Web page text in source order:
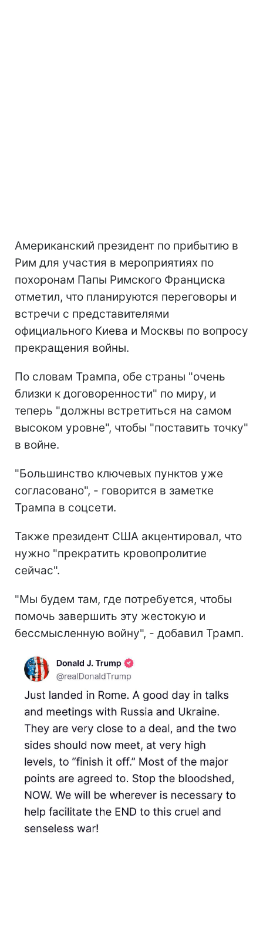
Американский президент по прибытию в
Рим для участия в мероприятиях по
похоронам Папы Римского Франциска
отметил, что планируются переговоры и
встречи с представителями
официального Киева и Москвы по вопросу
прекращения войны.
По словам Трампа, обе страны "очень
близки к договоренности" по миру, и
теперь "должны встретиться на самом
высоком уровне", чтобы "поставить точку"
в войне.
"Большинство ключевых пунктов уже
согласовано", - говорится в заметке
Трампа в соцсети.
Также президент США акцентировал, что
нужно "прекратить кровопролитие
сейчас".
"Мы будем там, где потребуется, чтобы
помочь завершить эту жестокую и
бессмысленную войну", - добавил Трамп.